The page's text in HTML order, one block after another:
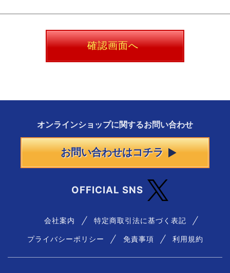
確認画面へ
オンラインショップに関するお問い合わせ
お問い合わせはコチラ
OFFICIAL SNS
会社案内 特定商取引法に基づく表記
プライバシーポリシー 免責事項 利用規約